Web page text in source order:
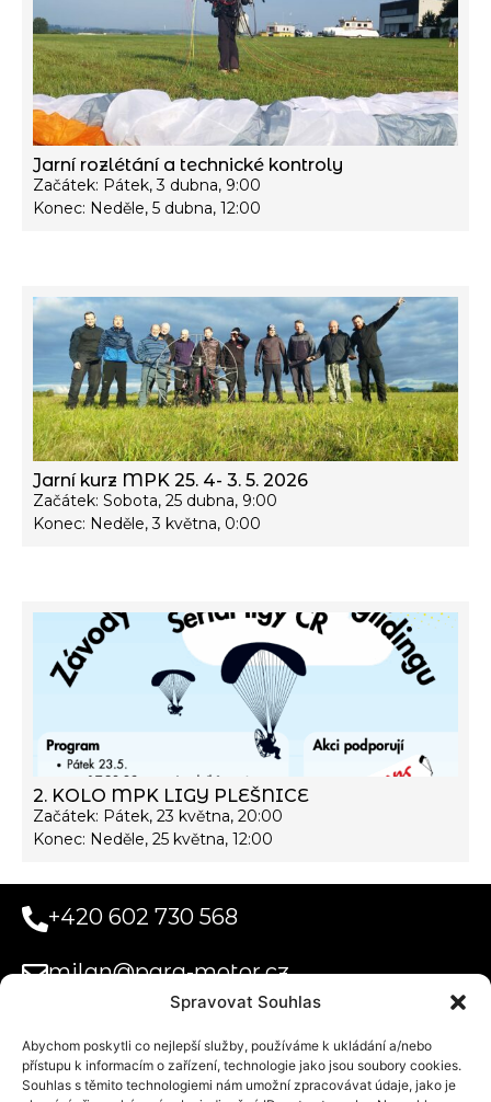
Spravovat Souhlas
Abychom poskytli co nejlepší služby, používáme k ukládání a/nebo
přístupu k informacím o zařízení, technologie jako jsou soubory cookies.
Souhlas s těmito technologiemi nám umožní zpracovávat údaje, jako je
Jarní rozlétání a technické kontroly
Začátek: Pátek, 3 dubna, 9:00
Konec: Neděle, 5 dubna, 12:00
Jarní kurz MPK 25. 4- 3. 5. 2026
Začátek: Sobota, 25 dubna, 9:00
Konec: Neděle, 3 května, 0:00
2. KOLO MPK LIGY PLEŠNICE
Začátek: Pátek, 23 května, 20:00
Konec: Neděle, 25 května, 12:00
+420 602 730 568
milan@para-motor.cz
Paramotor
Systems s.r.o.